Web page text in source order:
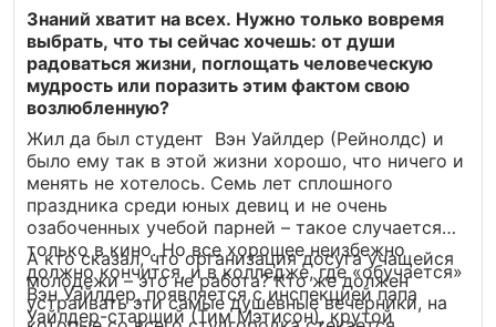
Знаний хватит на всех. Нужно только вовремя
выбрать, что ты сейчас хочешь: от души
радоваться жизни, поглощать человеческую
мудрость или поразить этим фактом свою
возлюбленную?
Жил да был студент Вэн Уайлдер (Рейнолдс) и
было ему так в этой жизни хорошо, что ничего и
менять не хотелось. Семь лет сплошного
праздника среди юных девиц и не очень
озабоченных учебой парней – такое случается
только в кино. Но все хорошее неизбежно
должно кончится, и в колледже, где «обучается»
Вэн Уайлдер, появляется с инспекцией папа
Уайлдер-старший (Тим Мэтисон), крутой
А кто сказал, что организация досуга учащейся
молодежи – это не работа? Кто же должен
устраивать эти самые душевные вечерники, на